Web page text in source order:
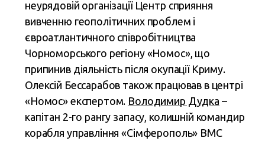
неурядовій організації Центр сприяння
вивченню геополітичних проблем і
євроатлантичного співробітництва
Чорноморського регіону «Номос», що
припинив діяльність після окупації Криму.
Олексій Бессарабов також працював в центрі
«Номос» експертом. Володимир Дудка –
капітан 2-го рангу запасу, колишній командир
корабля управління «Сімферополь» ВМС